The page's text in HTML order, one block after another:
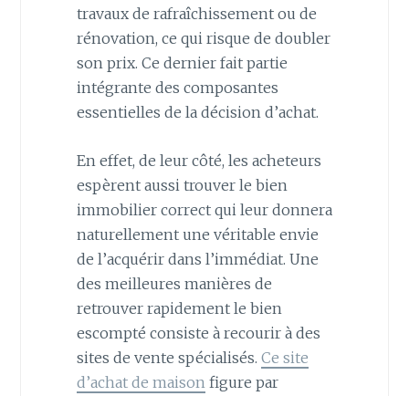
travaux de rafraîchissement ou de
rénovation, ce qui risque de doubler
son prix. Ce dernier fait partie
intégrante des composantes
essentielles de la décision d’achat.
En effet, de leur côté, les acheteurs
espèrent aussi trouver le bien
immobilier correct qui leur donnera
naturellement une véritable envie
de l’acquérir dans l’immédiat. Une
des meilleures manières de
retrouver rapidement le bien
escompté consiste à recourir à des
sites de vente spécialisés. Ce site
d’achat de maison figure par